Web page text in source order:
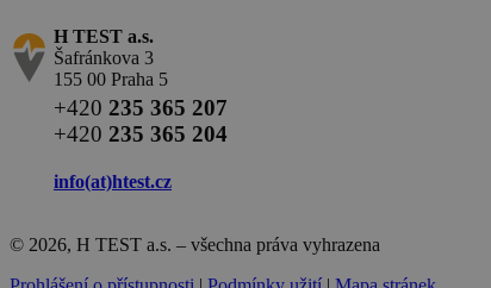
H TEST a.s.
Šafránkova 3
155 00 Praha 5
+420 235 365 207
+420 235 365 204
info(at)htest.cz
© 2026, H TEST a.s. – všechna práva vyhrazena